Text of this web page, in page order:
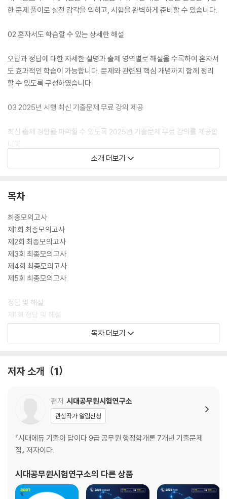
한 문제 풀이로 실전 감각을 익히고, 시험을 완벽하게 준비할 수 있습니다.
02 혼자서도 학습할 수 있는 상세한 해설
오답과 정답에 대한 자세한 설명과 출제 영역별로 해설을 수록하여 혼자서
도 효과적인 학습이 가능합니다. 문제와 관련된 핵심 개념까지 함께 정리
할 수 있도록 구성하였습니다
03 2025년 시행 최신 기출문제 무료 강의 제공
최신 출제 경향을 파악할 수 있도록 2025년 기출문제 무료 강의를 제공합
니다.
[시대플러스] https://www.sdedu.co.kr/sidaeplus→공무원→계리
직
04 유료 강의 제공
전문가의 도움이 필요한 분들을 위해 최신 출제 경향에 맞춘 유료 강의를
제공하니 시대에듀 홈페이지에서 확인 바랍니다.
[시대에듀] https://www.sdedu.co.kr
소개 더보기
목차
최종모의고사
제1회 최종모의고사
제2회 최종모의고사
제3회 최종모의고사
제4회 최종모의고사
제5회 최종모의고사
정답 및 해설
제1회 정답 및 해설
제2회 정답 및 해설
목차 더보기
저자 소개 1
편저 시대공무원시험연구소
관심작가 알림신청
『시대에듀 기출이 답이다 9급 공무원 행정학개론 7개년 기출문제
집』 저자이다.
시대공무원시험연구소의 다른 상품